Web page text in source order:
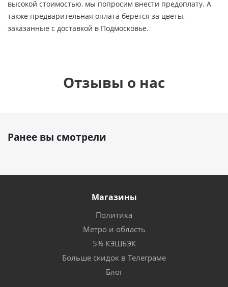
высокой стоимостью, мы попросим внести предоплату. А
также предварительная оплата берется за цветы,
заказанные с доставкой в Подмосковье.
Отзывы о нас
Ранее вы смотрели
Магазины
Политика
Метро и область
5% КЭШБЭК
Больше скидок в Телеграме
Блог